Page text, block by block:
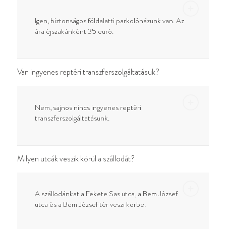
Igen, biztonságos földalatti parkolóházunk van. Az
ára éjszakánként 35 euró.
Van ingyenes reptéri transzferszolgáltatásuk?
Nem, sajnos nincs ingyenes reptéri
transzferszolgáltatásunk.
Milyen utcák veszik körül a szállodát?
A szállodánkat a Fekete Sas utca, a Bem József
utca és a Bem József tér veszi körbe.